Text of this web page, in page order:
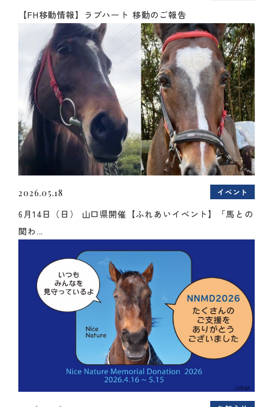
【FH移動情報】ラブハート 移動のご報告
2026.05.18 イベント
6月14日（日） 山口県開催【ふれあいイベント】「馬との
関わ...